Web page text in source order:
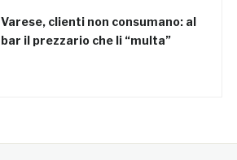
Varese, clienti non consumano: al
bar il prezzario che li “multa”